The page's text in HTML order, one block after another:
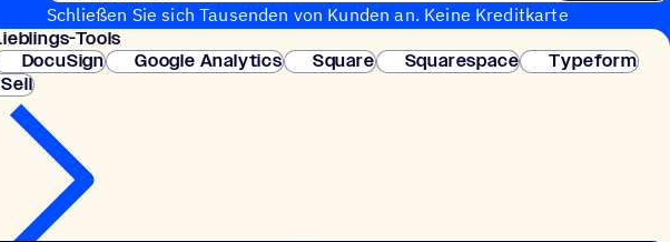
Schließen Sie sich Tausenden von Kunden an. Keine Kreditkarte
erforderlich. Sofortige Einrichtung.
Tools
DocuSign Google Analytics Square Squarespace
Typeform